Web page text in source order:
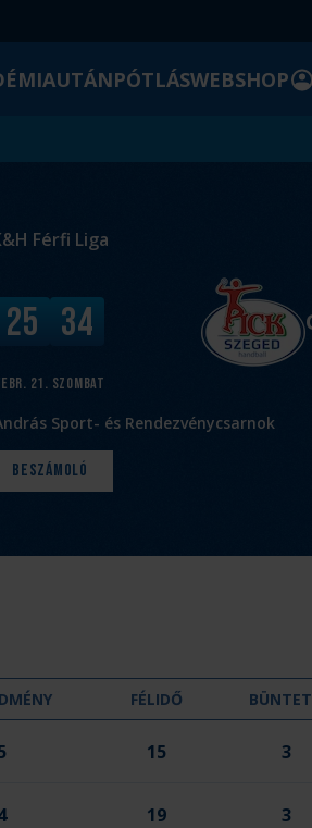
UTÁNPÓTLÁSWEBSHOP
Férfi Liga
21. szombat
V
é
e
r
e
d
m
n
25 34
Sport- és Rendezvénycsarnok
Beszámoló
FÉLIDŐ
15 3
19 3